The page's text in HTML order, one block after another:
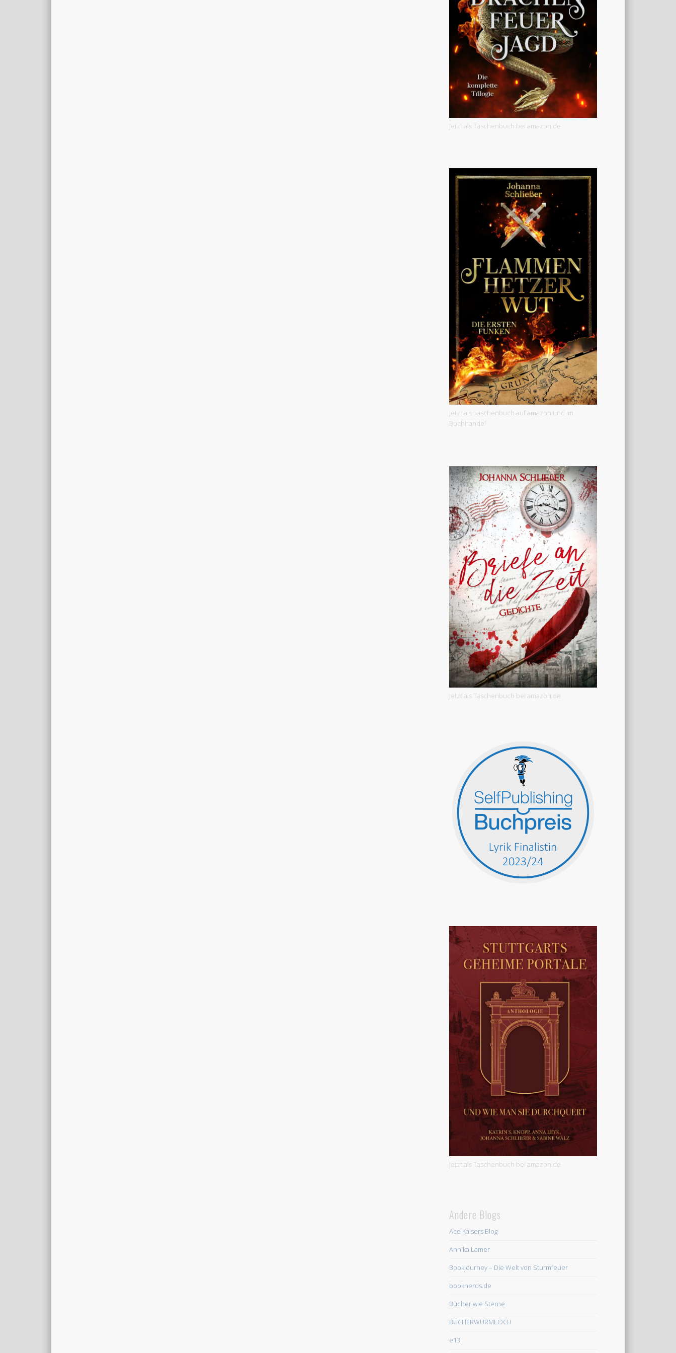
Jetzt als Taschenbuch bei amazon.de
Jetzt als Taschenbuch auf amazon und im
Buchhandel
Jetzt als Taschenbuch bei amazon.de
Jetzt als Taschenbuch bei amazon.de
Andere Blogs
Ace Kaisers Blog
Annika Lamer
Bookjourney – Die Welt von Sturmfeuer
booknerds.de
Bücher wie Sterne
BÜCHERWURMLOCH
e13